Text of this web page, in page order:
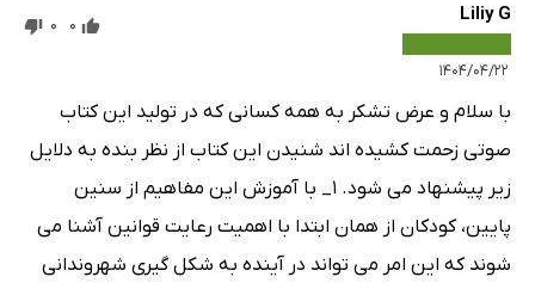
Liliy G
۱۴۰۴/۰۴/۲۲
0
0
با سلام و عرض تشکر به همه کسانی که در تولید این کتاب
صوتی زحمت کشیده اند شنیدن این کتاب از نظر بنده به دلایل
زیر پیشنهاد می شود. ۱_ با آموزش این مفاهیم از سنین
پایین، کودکان از همان ابتدا با اهمیت رعایت قوانین آشنا می
شوند که این امر می تواند در آینده به شکل گیری شهروندانی